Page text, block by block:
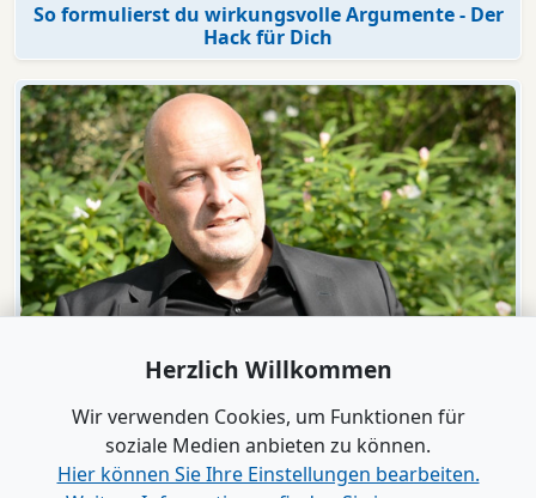
So formulierst du wirkungsvolle Argumente - Der
Hack für Dich
Wirtschaft.Gespräch mit Markus Milz
„Gewinner der Zukunft“ - Die neuen Spielregeln
kennen und perfekt beherrschen
Herzlich Willkommen
Wir verwenden Cookies, um Funktionen für
soziale Medien anbieten zu können.
Hier können Sie Ihre Einstellungen bearbeiten.